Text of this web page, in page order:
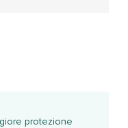
protezione